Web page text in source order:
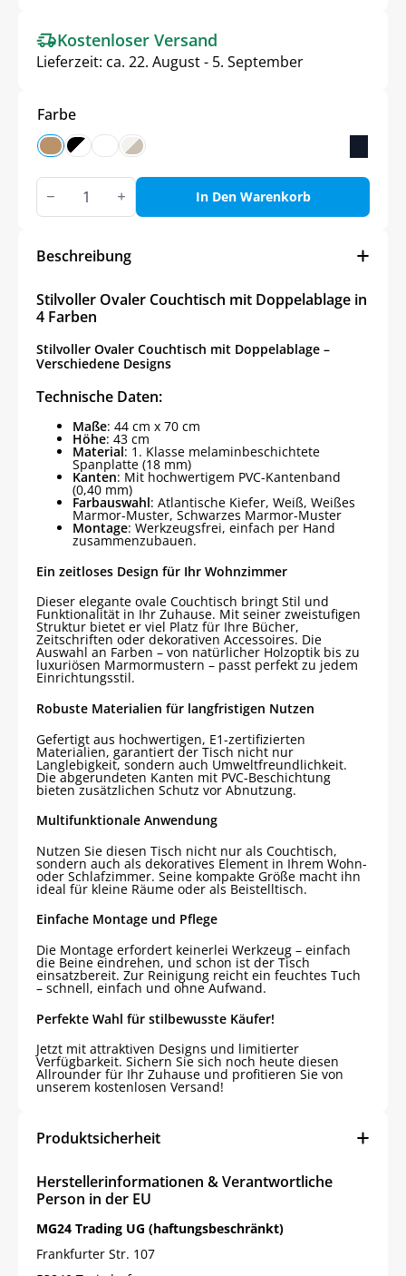
Kostenloser Versand
Lieferzeit: ca. 22. August - 5. September
Farbe
Stilvoller
Ovaler
Couchtisch
in
Menge
In Den Warenkorb
Beschreibung
Stilvoller Ovaler Couchtisch mit Doppelablage in
4 Farben
Stilvoller Ovaler Couchtisch mit Doppelablage –
Verschiedene Designs
Technische Daten:
Maße: 44 cm x 70 cm
Höhe: 43 cm
Material: 1. Klasse melaminbeschichtete
Spanplatte (18 mm)
Kanten: Mit hochwertigem PVC-Kantenband
(0,40 mm)
Farbauswahl: Atlantische Kiefer, Weiß, Weißes
Marmor-Muster, Schwarzes Marmor-Muster
Montage: Werkzeugsfrei, einfach per Hand
zusammenzubauen.
Ein zeitloses Design für Ihr Wohnzimmer
Dieser elegante ovale Couchtisch bringt Stil und
Funktionalität in Ihr Zuhause. Mit seiner zweistufigen
Struktur bietet er viel Platz für Ihre Bücher,
Zeitschriften oder dekorativen Accessoires. Die
Auswahl an Farben – von natürlicher Holzoptik bis zu
luxuriösen Marmormustern – passt perfekt zu jedem
Einrichtungsstil.
Robuste Materialien für langfristigen Nutzen
Gefertigt aus hochwertigen, E1-zertifizierten
Materialien, garantiert der Tisch nicht nur
Langlebigkeit, sondern auch Umweltfreundlichkeit.
Die abgerundeten Kanten mit PVC-Beschichtung
bieten zusätzlichen Schutz vor Abnutzung.
Multifunktionale Anwendung
Nutzen Sie diesen Tisch nicht nur als Couchtisch,
sondern auch als dekoratives Element in Ihrem Wohn-
oder Schlafzimmer. Seine kompakte Größe macht ihn
ideal für kleine Räume oder als Beistelltisch.
Einfache Montage und Pflege
Die Montage erfordert keinerlei Werkzeug – einfach
die Beine eindrehen, und schon ist der Tisch
einsatzbereit. Zur Reinigung reicht ein feuchtes Tuch
– schnell, einfach und ohne Aufwand.
Perfekte Wahl für stilbewusste Käufer!
Jetzt mit attraktiven Designs und limitierter
Verfügbarkeit. Sichern Sie sich noch heute diesen
Allrounder für Ihr Zuhause und profitieren Sie von
unserem kostenlosen Versand!
Produktsicherheit
Herstellerinformationen & Verantwortliche
Person in der EU
MG24 Trading UG (haftungsbeschränkt)
Frankfurter Str. 107